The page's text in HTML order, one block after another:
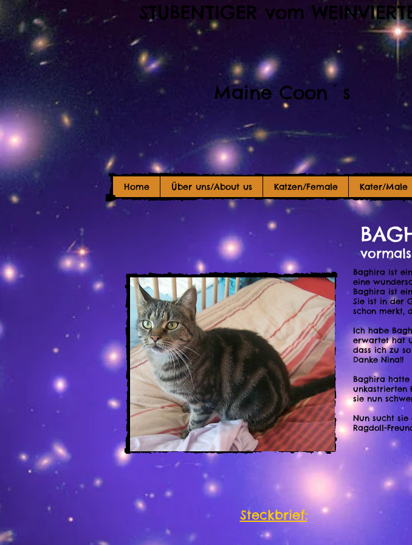
STUBENTIGER vom
Maine Coon´s
Home Über uns/About us Katzen/Female Kater/Male
Baghira ist
eine
Baghira ist
Sie ist in der
schon merkt,
Ich habe
erwartet hat
dass ich zu
Danke Nina!!
Baghira hatte
unkastrierten
sie nun
Nun sucht sie
Ragdoll-
Steckbrief: